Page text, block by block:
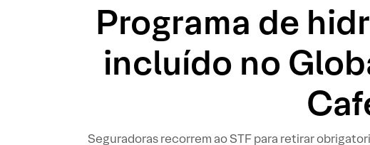
Programa de
incluído no
Seguradoras recorrem ao STF para retirar